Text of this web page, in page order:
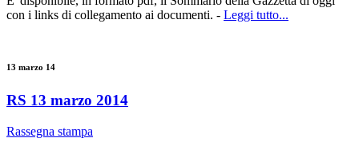
con i links di collegamento ai documenti. - Leggi tutto...
13 marzo 14
RS 13 marzo 2014
Rassegna stampa